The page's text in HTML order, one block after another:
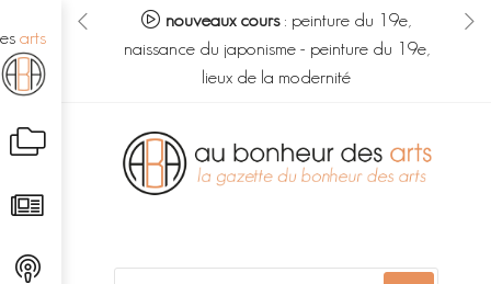
des arts :
savoir
nouveaux cours: peinture du 19e,
naissance du japonisme- peinture du 19e,
lieux de la modernité
arts
au
contenu